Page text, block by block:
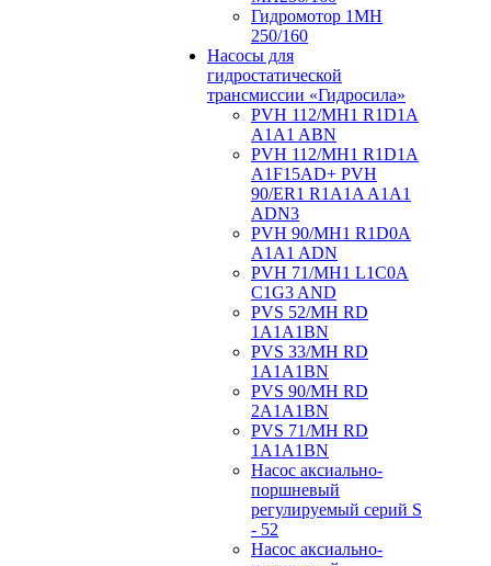
Гидромотор 1МН
250/160
Насосы для
гидростатической
трансмиссии «Гидросила»
PVH 112/MH1 R1D1A
A1A1 ABN
PVH 112/MH1 R1D1A
A1F15AD+ PVH
90/ER1 R1A1A A1A1
ADN3
PVH 90/MH1 R1D0A
A1A1 ADN
PVH 71/MH1 L1C0A
C1G3 AND
PVS 52/MH RD
1A1A1BN
PVS 33/MH RD
1A1A1BN
PVS 90/MH RD
2A1A1BN
PVS 71/MH RD
1A1A1BN
Hасос аксиально-
поршневый
регулируемый серий S
- 52
Hасос аксиально-